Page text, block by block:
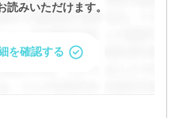
みいただけます。
を確認する